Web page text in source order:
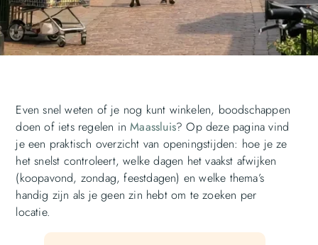
Even snel weten of je nog kunt winkelen, boodschappen
doen of iets regelen inMaassluis? Op deze pagina vind
je een praktisch overzicht van openingstijden: hoe je ze
het snelst controleert, welke dagen het vaakst afwijken
(koopavond, zondag, feestdagen) en welke thema’s
handig zijn als je geen zin hebt om te zoeken per
locatie.